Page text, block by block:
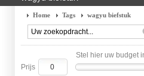
Home Tags wagyu biefstuk
Stel hier uw budget
Prijs